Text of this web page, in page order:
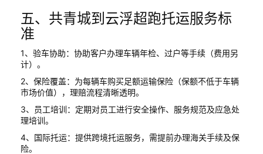
五、共青城到云浮超跑托运服务标
准
1、验车协助：协助客户办理车辆年检、过户等手续（费用另
计）。
2、保险覆盖：为每辆车购买足额运输保险（保额不低于车辆
市场价值），理赔流程清晰透明。
3、员工培训：定期对员工进行安全操作、服务规范及应急处
理培训。
4、国际托运：提供跨境托运服务，需提前办理海关手续及保
险。